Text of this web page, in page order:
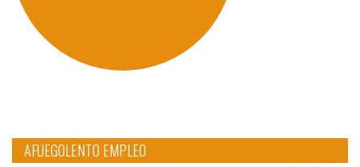
AFUEGOLENTO EMPLEO